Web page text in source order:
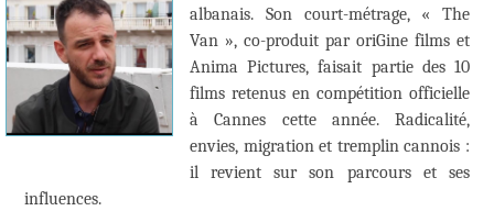
albanais. Son court-métrage, « The
Van », co-produit par oriGine films et
Anima Pictures, faisait partie des 10
films retenus en compétition officielle
à Cannes cette année. Radicalité,
envies, migration et tremplin cannois :
il revient sur son parcours et ses
influences.